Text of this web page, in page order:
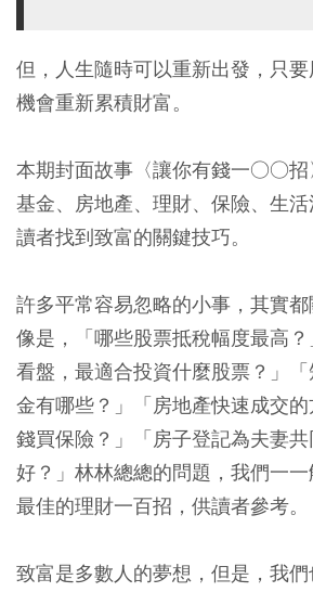
但，人生隨時可以重新出發，只
機會重新累積財富。
本期封面故事〈讓你有錢一○○招
基金、房地產、理財、保險、生
讀者找到致富的關鍵技巧。
許多平常容易忽略的小事，其實都
像是，「哪些股票抵稅幅度最高
看盤，最適合投資什麼股票？」
金有哪些？」「房地產快速成交
錢買保險？」「房子登記為夫妻
好？」林林總總的問題，我們一
最佳的理財一百招，供讀者參考。
致富是多數人的夢想，但是，我